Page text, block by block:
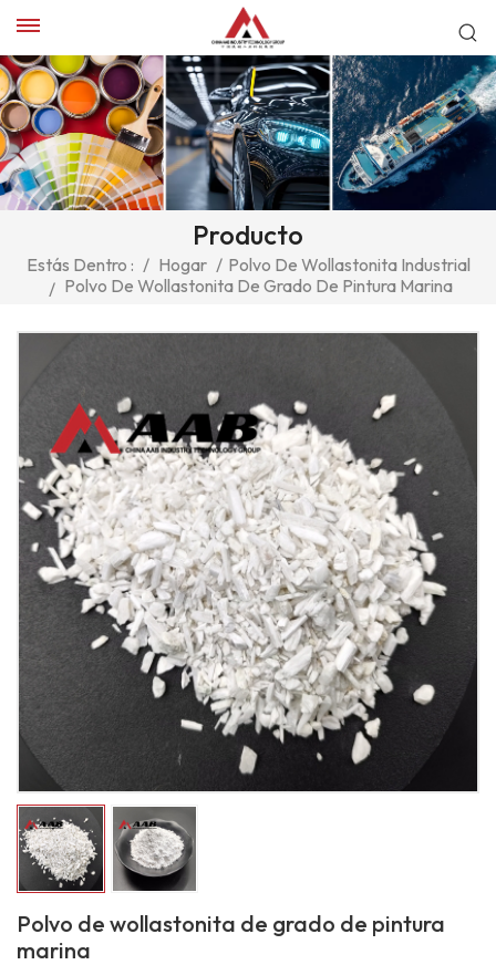
Producto
Estás Dentro : / Hogar / Polvo De Wollastonita Industrial
/ Polvo De Wollastonita De Grado De Pintura Marina
Polvo de wollastonita de grado de pintura
marina